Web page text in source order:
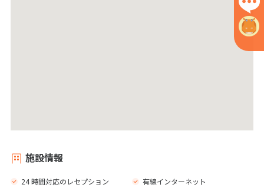
施設情報
24 時間対応のレセプション
有線インターネット